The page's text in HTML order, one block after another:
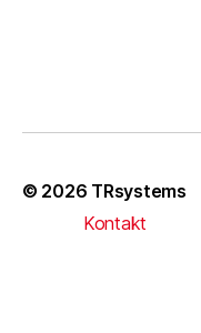
© 2026 TRsystems
Kontakt